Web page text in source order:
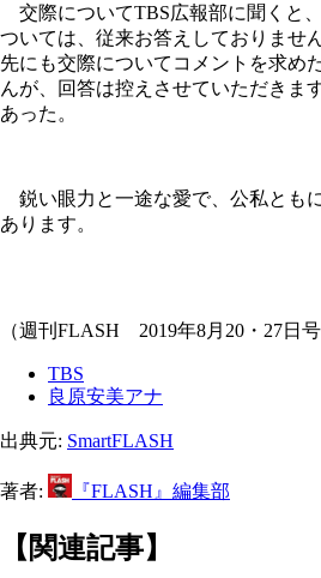
交際についてTBS広報部に聞くと
ついては、従来お答えしておりませ
先にも交際についてコメントを求め
んが、回答は控えさせていただきま
あった。
鋭い眼力と一途な愛で、公私とも
あります。
（週刊FLASH 2019年8月20・27日号
TBS
良原安美アナ
出典元: SmartFLASH
著者: 『FLASH』編集部
【関連記事】